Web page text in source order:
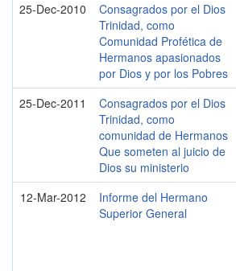
25-Dec-2010
Consagrados por el Dios
Trinidad, como
Comunidad Profética de
Hermanos apasionados
por Dios y por los Pobres
25-Dec-2011
Consagrados por el Dios
Trinidad, como
comunidad de Hermanos
Que someten al juicio de
Dios su ministerio
12-Mar-2012
Informe del Hermano
Superior General